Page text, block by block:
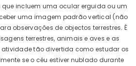
incluem uma ocular erguida ou um
uma imagem padrão vertical (não
observações de objectos terrestres. É
terrestres, animais e aves e as
tão divertida como estudar os
se o céu estiver nublado durante